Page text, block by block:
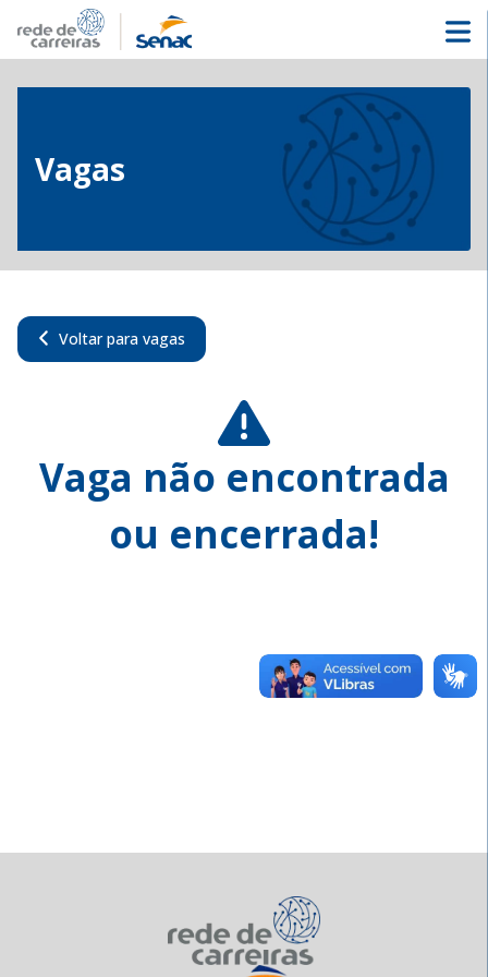
Vagas
Voltar para vagas
Vaga não encontrada
ou encerrada!